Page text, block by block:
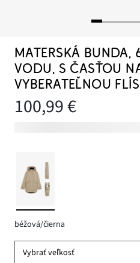
MATERSKÁ BUNDA,
VODU, S ČASŤOU
VYBERATEĽNOU
100,99 €
béžová/čierna
Vybrať veľkosť